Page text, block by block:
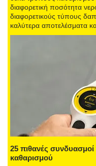
διαφορετική ποσότητα
διαφορετικούς τύπους
καλύτερα αποτελέσματα
25 πιθανές συνδυασμοί
καθαρισμού